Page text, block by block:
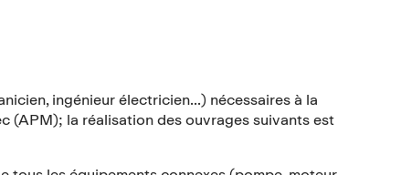
ingénieur électricien...) nécessaires à la
(APM); la réalisation des ouvrages suivants est